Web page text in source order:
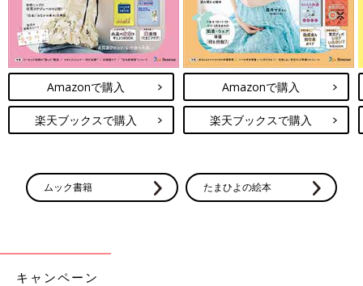
Amazonで購入
楽天ブックスで購入
Amazonで購入
楽天ブックスで購入
ムック書籍 たまひよの絵本
キャンペーン